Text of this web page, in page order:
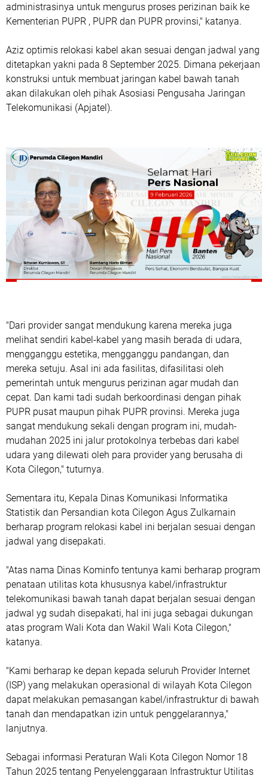
administrasinya untuk mengurus proses perizinan baik ke
Kementerian PUPR , PUPR dan PUPR provinsi," katanya.
Aziz optimis relokasi kabel akan sesuai dengan jadwal yang
ditetapkan yakni pada 8 September 2025. Dimana pekerjaan
konstruksi untuk membuat jaringan kabel bawah tanah
akan dilakukan oleh pihak Asosiasi Pengusaha Jaringan
Telekomunikasi (Apjatel).
"Dari provider sangat mendukung karena mereka juga
melihat sendiri kabel-kabel yang masih berada di udara,
mengganggu estetika, mengganggu pandangan, dan
mereka setuju. Asal ini ada fasilitas, difasilitasi oleh
pemerintah untuk mengurus perizinan agar mudah dan
cepat. Dan kami tadi sudah berkoordinasi dengan pihak
PUPR pusat maupun pihak PUPR provinsi. Mereka juga
sangat mendukung sekali dengan program ini, mudah-
mudahan 2025 ini jalur protokolnya terbebas dari kabel
udara yang dilewati oleh para provider yang berusaha di
Kota Cilegon," tuturnya.
Sementara itu, Kepala Dinas Komunikasi Informatika
Statistik dan Persandian kota Cilegon Agus Zulkarnain
berharap program relokasi kabel ini berjalan sesuai dengan
jadwal yang disepakati.
"Atas nama Dinas Kominfo tentunya kami berharap program
penataan utilitas kota khususnya kabel/infrastruktur
telekomunikasi bawah tanah dapat berjalan sesuai dengan
jadwal yg sudah disepakati, hal ini juga sebagai dukungan
atas program Wali Kota dan Wakil Wali Kota Cilegon,"
katanya.
"Kami berharap ke depan kepada seluruh Provider Internet
(ISP) yang melakukan operasional di wilayah Kota Cilegon
dapat melakukan pemasangan kabel/infrastruktur di bawah
tanah dan mendapatkan izin untuk penggelarannya,"
lanjutnya.
Sebagai informasi Peraturan Wali Kota Cilegon Nomor 18
Tahun 2025 tentang Penyelenggaraan Infrastruktur Utilitas